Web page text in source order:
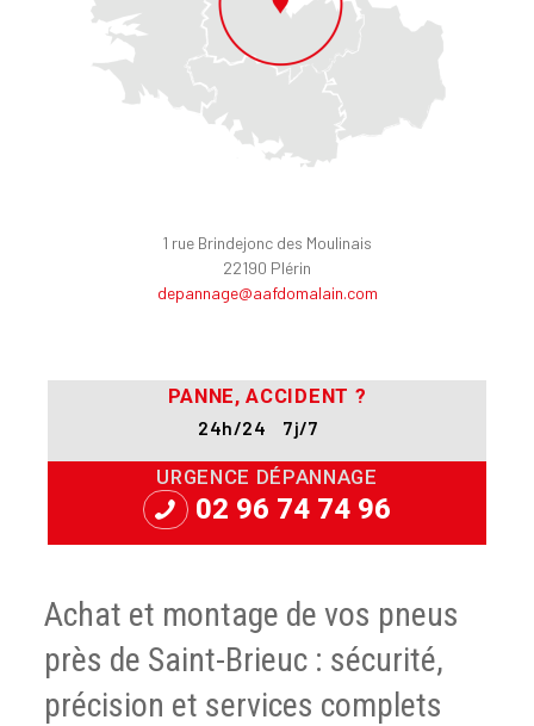
1 rue Brindejonc des Moulinais
22190 Plérin
depannage@aafdomalain.com
PANNE, ACCIDENT ?
24h/24 7j/7
URGENCE DÉPANNAGE
02 96 74 74 96
Achat et montage de vos pneus
près de Saint-Brieuc : sécurité,
précision et services complets